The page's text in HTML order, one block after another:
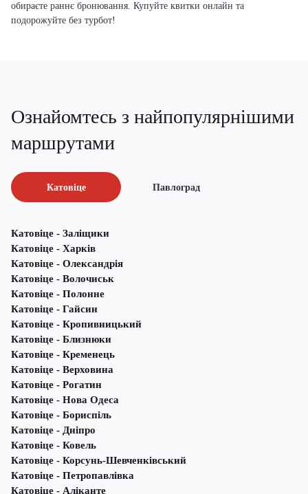
обираєте раннє бронювання. Купуйте квитки онлайн та
подорожуйте без турбот!
Ознайомтесь з найпопулярнішими
маршрутами
Катовіце Павлоград
Катовіце - Заліщики
Катовіце - Харків
Катовіце - Олександрія
Катовіце - Волочиськ
Катовіце - Полонне
Катовіце - Гайсин
Катовіце - Кропивницький
Катовіце - Близнюки
Катовіце - Кременець
Катовіце - Верховина
Катовіце - Рогатин
Катовіце - Нова Одеса
Катовіце - Бориспіль
Катовіце - Дніпро
Катовіце - Ковель
Катовіце - Корсунь-Шевченківський
Катовіце - Петропавлівка
Катовіце - Аліканте